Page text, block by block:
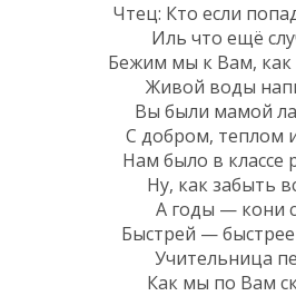
Чтец: Кто если
Иль что ещё
Бежим мы к Вам, как
Живой воды
Вы были мамой
С добром, теплом
Нам было в классе
Ну, как забыть
А годы — кони
Быстрей —
Учительница
Как мы по Вам